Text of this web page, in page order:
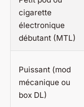
cigarette
électronique
débutant (MTL)
Puissant (mod
mécanique ou
box DL)